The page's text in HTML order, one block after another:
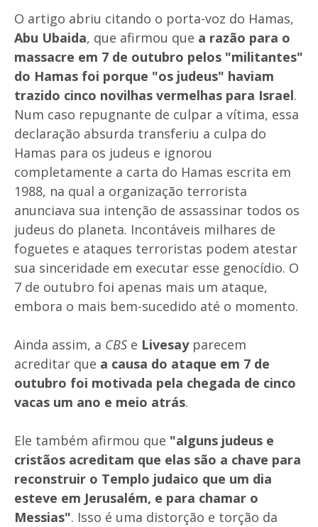
O artigo abriu citando o porta-voz do Hamas,
Abu Ubaida, que afirmou que a razão para o
massacre em 7 de outubro pelos "militantes"
do Hamas foi porque "os judeus" haviam
trazido cinco novilhas vermelhas para Israel.
Num caso repugnante de culpar a vítima, essa
declaração absurda transferiu a culpa do
Hamas para os judeus e ignorou
completamente a carta do Hamas escrita em
1988, na qual a organização terrorista
anunciava sua intenção de assassinar todos os
judeus do planeta. Incontáveis milhares de
foguetes e ataques terroristas podem atestar
sua sinceridade em executar esse genocídio. O
7 de outubro foi apenas mais um ataque,
embora o mais bem-sucedido até o momento.
Ainda assim, a CBS e Livesayparecem
acreditar que a causa do ataque em 7 de
outubro foi motivada pela chegada de cinco
vacas um ano e meio atrás.
Ele também afirmou que "alguns judeus e
cristãos acreditam que elas são a chave para
reconstruir o Templo judaico que um dia
esteve em Jerusalém, e para chamar o
Messias". Isso é uma distorção e torção da